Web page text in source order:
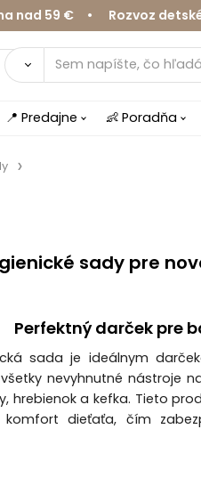
• Rozvoz detského
📍 Predajne 👶 Poradňa
sady pre
Perfektný darček pre
sada je ideálnym
nevyhnutné nástroje
hrebienok a kefka. Tieto
dieťaťa, čím